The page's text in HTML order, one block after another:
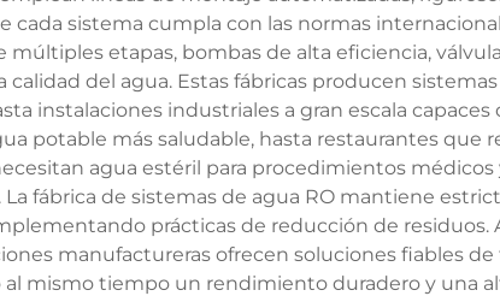
cada sistema cumpla con las normas
múltiples etapas, bombas de alta eficiencia,
calidad del agua. Estas fábricas producen
instalaciones industriales a gran escala
potable más saludable, hasta restaurantes que
agua estéril para procedimientos
fábrica de sistemas de agua RO mantiene
prácticas de reducción de
manufactureras ofrecen soluciones fiables
al mismo tiempo un rendimiento duradero y una